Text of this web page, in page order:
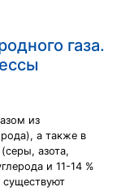
газа.
из
а также в
азота,
и 11-14 %